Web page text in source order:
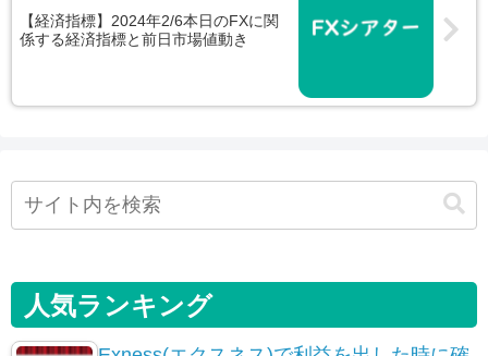
【経済指標】2024年2/6本日のFXに関
係する経済指標と前日市場値動き
人気ランキング